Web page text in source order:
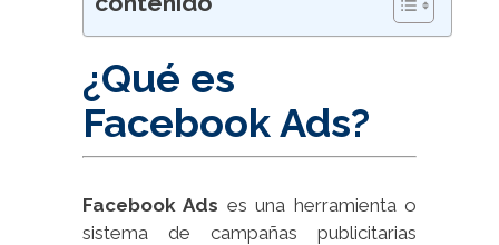
¿Qué es
Facebook Ads?
Facebook Ads es una herramienta o
sistema de campañas publicitarias